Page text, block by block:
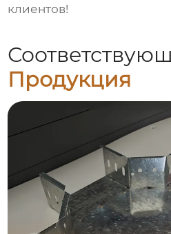
клиентов!
Продукция